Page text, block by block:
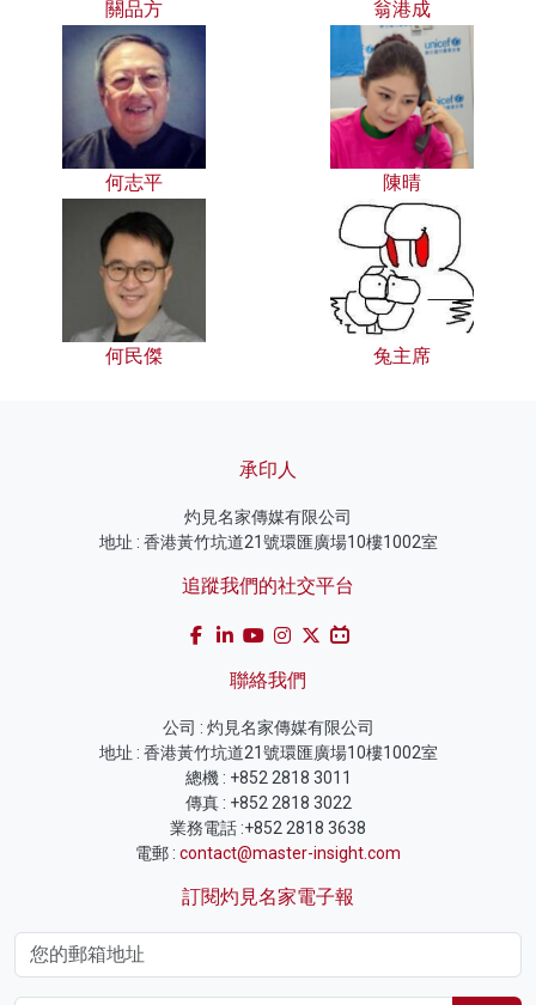
關品方 翁港成
何志平 陳晴
何民傑 兔主席
承印人
灼見名家傳媒有限公司
地址 : 香港黃竹坑道21號環匯廣場10樓1002室
追蹤我們的社交平台
聯絡我們
公司 : 灼見名家傳媒有限公司
地址 : 香港黃竹坑道21號環匯廣場10樓1002室
總機 : +852 2818 3011
傳真 : +852 2818 3022
業務電話 :+852 2818 3638
電郵 : contact@master-insight.com
訂閱灼見名家電子報